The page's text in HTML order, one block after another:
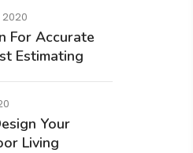
For Accurate
Estimating
Your
Living